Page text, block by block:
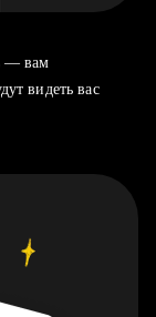
— вам
видеть вас